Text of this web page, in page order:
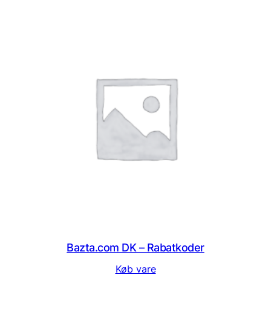
Bazta.com DK – Rabatkoder
Køb vare